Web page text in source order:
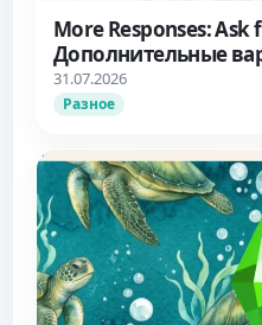
More Responses:
Дополнительные
об уровне влечения
31.07.2026
Разное